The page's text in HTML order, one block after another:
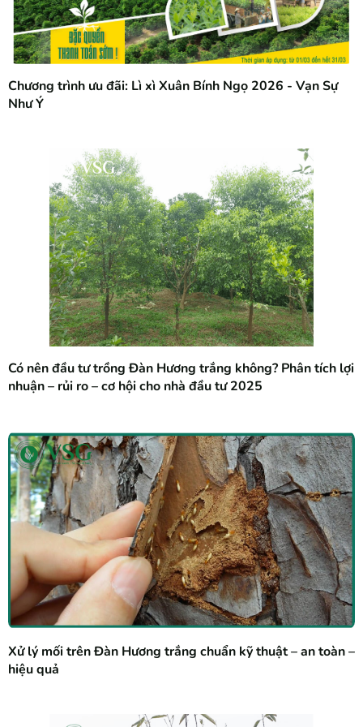
Chương trình ưu đãi: Lì xì Xuân Bính Ngọ 2026 - Vạn Sự
Như Ý
Có nên đầu tư trồng Đàn Hương trắng không? Phân tích lợi
nhuận – rủi ro – cơ hội cho nhà đầu tư 2025
Xử lý mối trên Đàn Hương trắng chuẩn kỹ thuật – an toàn –
hiệu quả